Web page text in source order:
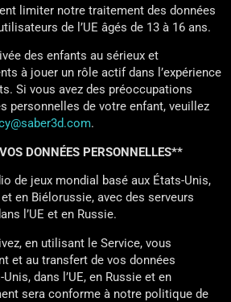
limiter notre traitement des données
de l’UE âgés de 13 à 16 ans.
des enfants au sérieux et
à jouer un rôle actif dans l’expérience
Si vous avez des préoccupations
personnelles de votre enfant, veuillez
.
DONNÉES PERSONNELLES**
de jeux mondial basé aux États-Unis,
en Biélorussie, avec des serveurs
l’UE et en Russie.
en utilisant le Service, vous
et au transfert de vos données
dans l’UE, en Russie et en
sera conforme à notre politique de